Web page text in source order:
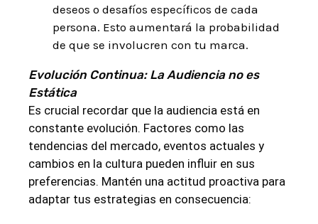
deseos o desafíos específicos de cada
persona. Esto aumentará la probabilidad
de que se involucren con tu marca.
Evolución Continua: La Audiencia no es
Estática
Es crucial recordar que la audiencia está en
constante evolución. Factores como las
tendencias del mercado, eventos actuales y
cambios en la cultura pueden influir en sus
preferencias. Mantén una actitud proactiva para
adaptar tus estrategias en consecuencia: